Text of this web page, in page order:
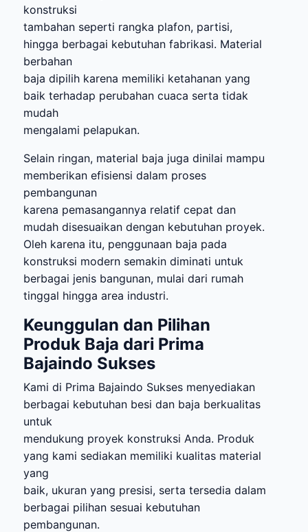
konstruksi
tambahan seperti rangka plafon, partisi,
hingga berbagai kebutuhan fabrikasi. Material
berbahan
baja dipilih karena memiliki ketahanan yang
baik terhadap perubahan cuaca serta tidak
mudah
mengalami pelapukan.
Selain ringan, material baja juga dinilai mampu
memberikan efisiensi dalam proses
pembangunan
karena pemasangannya relatif cepat dan
mudah disesuaikan dengan kebutuhan proyek.
Oleh karena itu, penggunaan baja pada
konstruksi modern semakin diminati untuk
berbagai jenis bangunan, mulai dari rumah
tinggal hingga area industri.
Keunggulan dan Pilihan
Produk Baja dari Prima
Bajaindo Sukses
Kami di Prima Bajaindo Sukses menyediakan
berbagai kebutuhan besi dan baja berkualitas
untuk
mendukung proyek konstruksi Anda. Produk
yang kami sediakan memiliki kualitas material
yang
baik, ukuran yang presisi, serta tersedia dalam
berbagai pilihan sesuai kebutuhan
pembangunan.